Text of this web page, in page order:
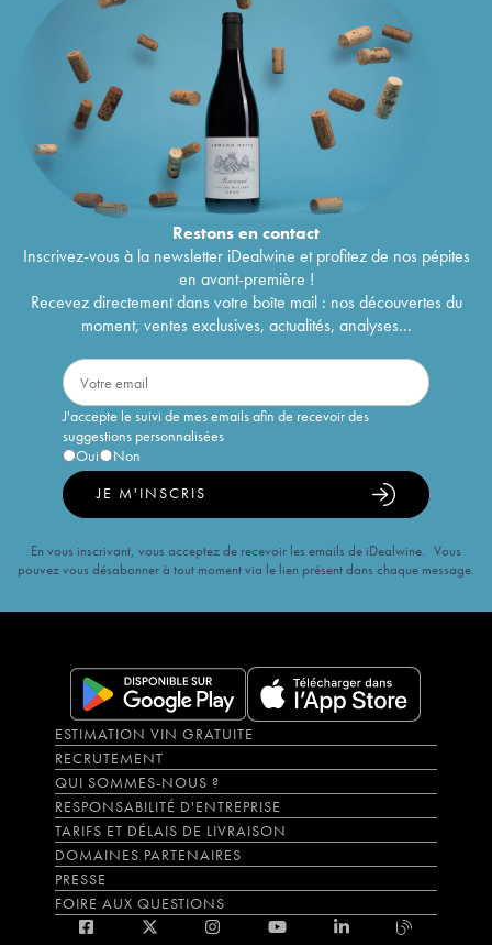
Restons encontact
Inscrivez-vous à la newsletter iDealwine et profitez de nos pépites
en avant-première !
Recevez directement dans votre boîte mail : nos découvertes du
moment, ventes exclusives, actualités, analyses...
J'accepte le suivi de mes emails afin de recevoir des
suggestions personnalisées
Oui
Non
JE M'INSCRIS
En vous inscrivant, vous acceptez de recevoir les emails de iDealwine. Vous
pouvez vous désabonner à tout moment via le lien présent dans chaque message.
ESTIMATION VIN GRATUITE
RECRUTEMENT
QUI SOMMES-NOUS ?
RESPONSABILITÉ D'ENTREPRISE
TARIFS ET DÉLAIS DE LIVRAISON
DOMAINES PARTENAIRES
PRESSE
FOIRE AUX QUESTIONS